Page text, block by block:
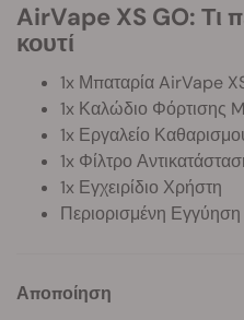
AirVape XS GO: Τι
κουτί
1x Μπαταρία AirVape
1x Καλώδιο Φόρτισης
1x Εργαλείο
1x Φίλτρο
1x Εγχειρίδιο Χρήστη
Περιορισμένη
Αποποίηση